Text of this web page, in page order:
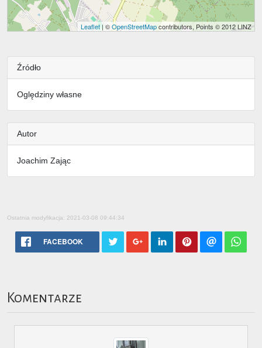
Leaflet| ©OpenStreetMapcontributors, Points © 2012 LINZ
Źródło
Oględziny własne
Autor
Joachim Zając
Ostatnia modyfikacja: 2021-03-08 09:44:34
FACEBOOK
Komentarze